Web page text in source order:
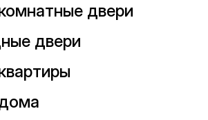
двери
двери